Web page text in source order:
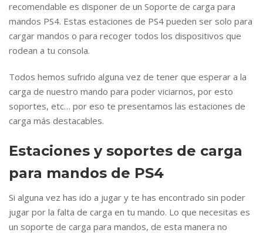
recomendable es disponer de un Soporte de carga para
mandos PS4. Estas estaciones de PS4 pueden ser solo para
cargar mandos o para recoger todos los dispositivos que
rodean a tu consola.
Todos hemos sufrido alguna vez de tener que esperar a la
carga de nuestro mando para poder viciarnos, por esto
soportes, etc… por eso te presentamos las estaciones de
carga más destacables.
Estaciones y soportes de carga
para mandos de PS4
Si alguna vez has ido a jugar y te has encontrado sin poder
jugar por la falta de carga en tu mando. Lo que necesitas es
un soporte de carga para mandos, de esta manera no